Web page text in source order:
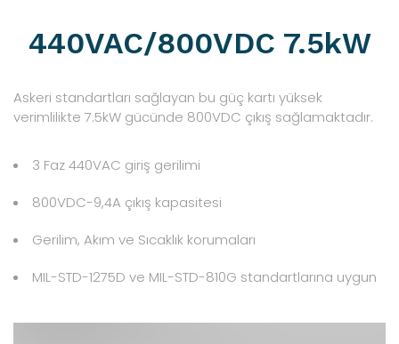
440VAC/800VDC 7.5kW
Askeri standartları sağlayan bu güç kartı yüksek
verimlilikte 7.5kW gücünde 800VDC çıkış sağlamaktadır.
3 Faz 440VAC giriş gerilimi
800VDC-9,4A çıkış kapasitesi
Gerilim, Akım ve Sıcaklık korumaları
MIL-STD-1275D ve MIL-STD-810G standartlarına uygun